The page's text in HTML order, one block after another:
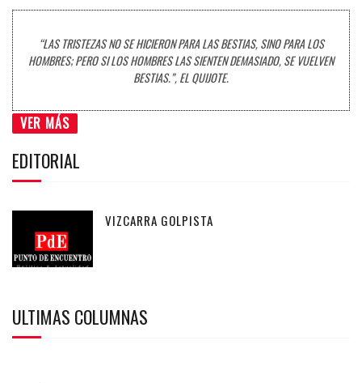
“LAS TRISTEZAS NO SE HICIERON PARA LAS BESTIAS, SINO PARA LOS
HOMBRES; PERO SI LOS HOMBRES LAS SIENTEN DEMASIADO, SE VUELVEN
BESTIAS.”, EL QUIJOTE.
VER MÁS
EDITORIAL
VIZCARRA GOLPISTA
ULTIMAS COLUMNAS